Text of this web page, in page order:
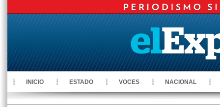
INICIO ESTADO VOCES NACIONAL